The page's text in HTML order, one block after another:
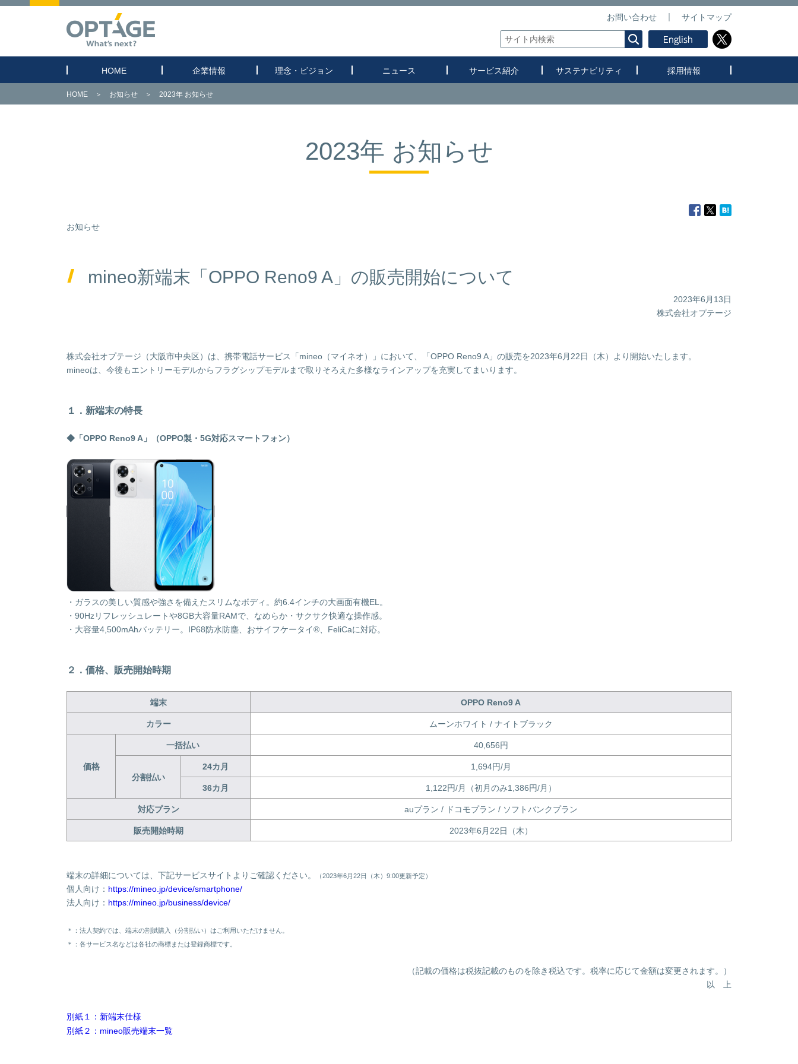
お問い合わせ サイトマップ
HOME 企業情報 理念・ビジョン ニュース サービス紹介 サステナビリティ 採用情報
HOME ＞ お知らせ ＞ 2023年 お知らせ
2023年 お知らせ
お知らせ
mineo新端末「OPPO Reno9 A」の販売開始について
2023年6月13日
株式会社オプテージ
株式会社オプテージ（大阪市中央区）は、携帯電話サービス「mineo（マイネオ）」において、「OPPO Reno9 A」の販売を2023年6月22日（木）より開始いたします。
mineoは、今後もエントリーモデルからフラグシップモデルまで取りそろえた多様なラインアップを充実してまいります。
１．新端末の特長
◆「OPPO Reno9 A」（OPPO製・5G対応スマートフォン）
・ガラスの美しい質感や強さを備えたスリムなボディ。約6.4インチの大画面有機EL。
・90Hzリフレッシュレートや8GB大容量RAMで、なめらか・サクサク快適な操作感。
・大容量4,500mAhバッテリー。IP68防水防塵、おサイフケータイ®、FeliCaに対応。
２．価格、販売開始時期
端末 OPPO Reno9 A
カラー ムーンホワイト / ナイトブラック
価格
一括払い 40,656円
分割払い
24カ月 1,694円/月
36カ月 1,122円/月（初月のみ1,386円/月）
対応プラン auプラン / ドコモプラン / ソフトバンクプラン
販売開始時期 2023年6月22日（木）
端末の詳細については、下記サービスサイトよりご確認ください。 （2023年6月22日（木）9:00更新予定）
個人向け： https://mineo.jp/device/smartphone/
法人向け： https://mineo.jp/business/device/
＊：法人契約では、端末の割賦購入（分割払い）はご利用いただけません。
＊：各サービス名などは各社の商標または登録商標です。
（記載の価格は税抜記載のものを除き税込です。税率に応じて金額は変更されます。）
以 上
別紙１：新端末仕様
別紙２：mineo販売端末一覧